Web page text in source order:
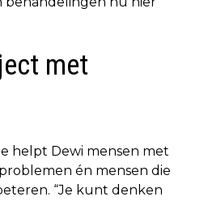
met
helpt Dewi mensen met
én mensen die
“Je kunt denken